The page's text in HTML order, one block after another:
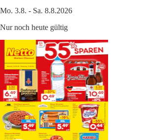
Mo. 3.8. - Sa. 8.8.2026
Nur noch heute gültig